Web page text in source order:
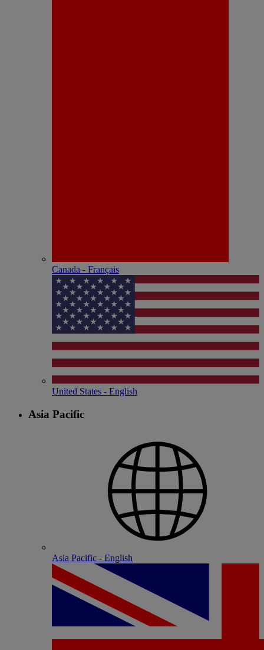
Canada - Français
United States - English
Asia Pacific
Asia Pacific - English